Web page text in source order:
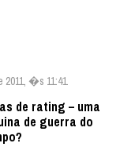
2011, �s 11:41
de rating – uma
de guerra do